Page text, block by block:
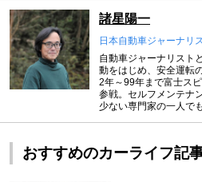
諸星陽一
日本自動車ジャーナリ
自動車ジャーナリスト
動をはじめ、安全運転
2年～99年まで富士ス
参戦。セルフメンテナ
少ない専門家の一人で
おすすめのカーライフ記